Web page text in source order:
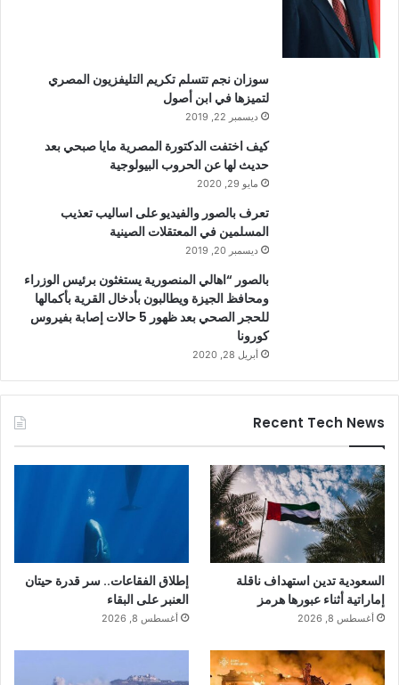
سوزان نجم تتسلم تكريم التليفزيون المصري
لتميزها في ابن أصول
ديسمبر 22, 2019
كيف اختفت الدكتورة المصرية مايا صبحي بعد
حديث لها عن الحروب البيولوجية
مايو 29, 2020
تعرف بالصور والفيديو على اساليب تعذيب
المسلمين في المعتقلات الصينية
ديسمبر 20, 2019
بالصور “اهالي المنصورية يستغثون برئيس الوزراء
ومحافظ الجيزة ويطالبون بأدخال القرية بأكمالها
للحجر الصحي بعد ظهور 5 حالات إصابة بفيروس
كورونا
أبريل 28, 2020
Recent Tech News
السعودية تدين استهداف ناقلة
إماراتية أثناء عبورها هرمز
أغسطس 8, 2026
إطلاق الفقاعات.. سر قدرة حيتان
العنبر على البقاء
أغسطس 8, 2026